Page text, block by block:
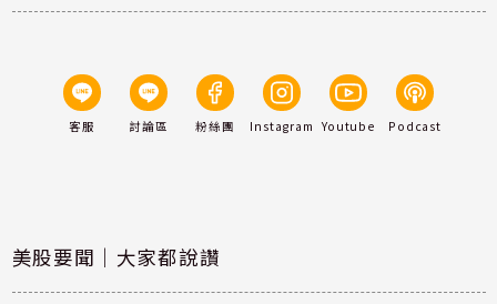
客服 討論區 粉絲團 Instagram Youtube Podcast
美股要聞｜大家都說讚